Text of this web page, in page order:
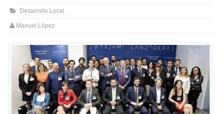
Desarrollo Local
Manuel López